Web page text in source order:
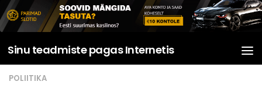
Skip to content
Sinu teadmiste pagas Internetis
POLIITIKA